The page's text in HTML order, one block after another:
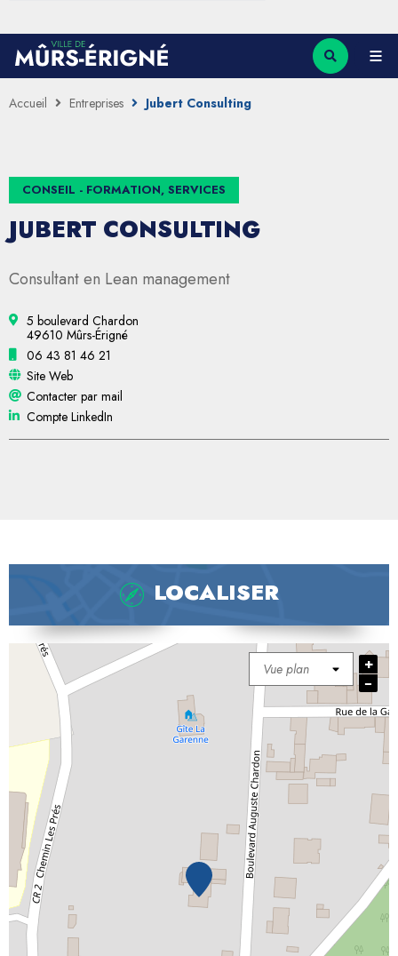
Accueil Entreprises Jubert Consulting
CONSEIL - FORMATION, SERVICES
JUBERT CONSULTING
Consultant en Lean management
5 boulevard Chardon
49610 Mûrs-Érigné
06 43 81 46 21
Site Web
Contacter par mail
Compte LinkedIn
LOCALISER
+
−